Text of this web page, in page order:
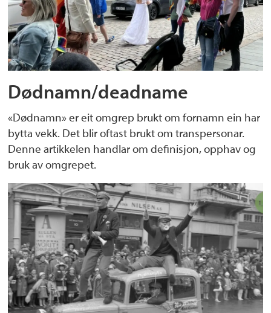
Dødnamn/deadname
«Dødnamn» er eit omgrep brukt om fornamn ein har
bytta vekk. Det blir oftast brukt om transpersonar.
Denne artikkelen handlar om definisjon, opphav og
bruk av omgrepet.